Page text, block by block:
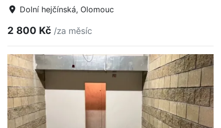
Dolní hejčínská, Olomouc
2 800 Kč /za měsíc